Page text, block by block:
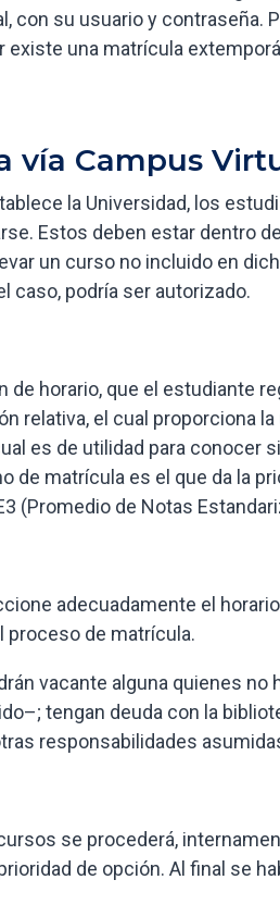
con su usuario y contraseña.
una matrícula
vía Campus
la Universidad, los
Estos deben estar dentro
un curso no incluido en
caso, podría ser autorizado.
horario, que el estudiante
relativa, el cual proporciona
es de utilidad para conocer
de matrícula es el que da la
(Promedio de Notas
adecuadamente el
proceso de matrícula.
vacante alguna quienes no
tengan deuda con la
responsabilidades
se procederá,
de opción. Al final se